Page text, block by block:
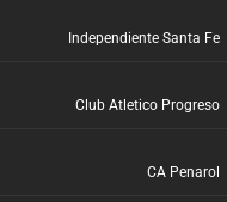
Independiente Santa Fe
Club Atletico Progreso
CA Penarol